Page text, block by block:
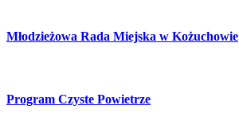
Młodzieżowa Rada Miejska w Kożuchowie
Program Czyste Powietrze